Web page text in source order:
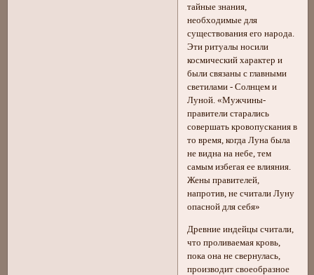
тайные знания,
необходимые для
существования его народа.
Эти ритуалы носили
космический характер и
были связаны с главными
светилами - Солнцем и
Луной. «Мужчины-
правители старались
совершать кровопускания в
то время, когда Луна была
не видна на небе, тем
самым избегая ее влияния.
Жены правителей,
напротив, не считали Луну
опасной для себя»
Древние индейцы считали,
что проливаемая кровь,
пока она не свернулась,
производит своеобразное